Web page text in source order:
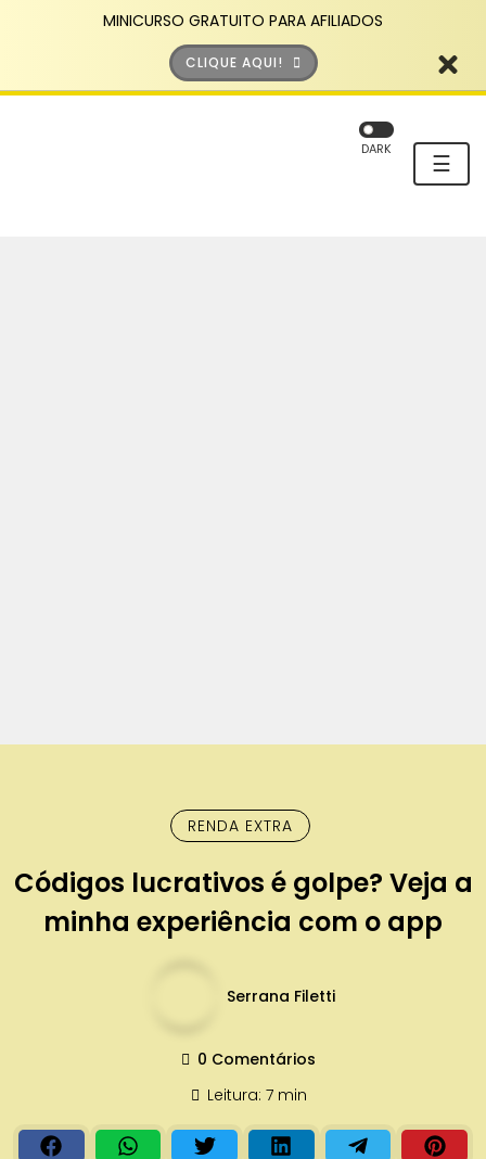
MINICURSO GRATUITO PARA AFILIADOS
CLIQUE AQUI!
☰
DARK
RENDA EXTRA
Códigos lucrativos é golpe? Veja a
minha experiência com o app
Serrana Filetti
0 Comentários
Leitura: 7 min